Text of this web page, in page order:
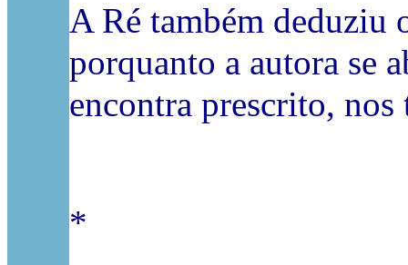
A Ré também deduziu
porquanto a autora se
encontra prescrito,
*